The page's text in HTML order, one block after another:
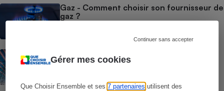
Gérer mes cookies
Que Choisir Ensemble et ses7 partenaires utilisent des
Continuer sans accepter
Gaz - Comment choisir son fournisseur de
gaz ?
d’électricité